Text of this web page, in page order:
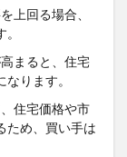
上回る場合、
まると、住宅
ります。
住宅価格や市
ため、買い手は